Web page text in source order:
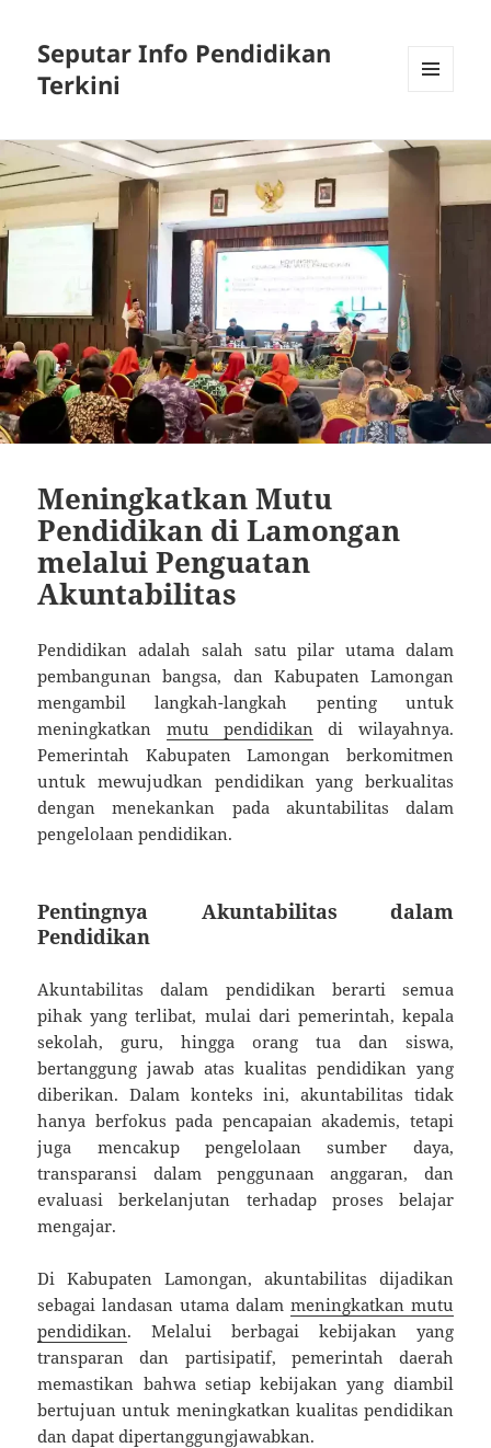
Seputar Info Pendidikan
Terkini
WIDGETS
Meningkatkan Mutu
Pendidikan di Lamongan
melalui Penguatan
Akuntabilitas
Pendidikan adalah salah satu pilar utama dalam
pembangunan bangsa, dan Kabupaten Lamongan
mengambil langkah-langkah penting untuk
meningkatkan mutu pendidikan
di wilayahnya.
Pemerintah Kabupaten Lamongan berkomitmen
untuk mewujudkan pendidikan yang berkualitas
dengan menekankan pada akuntabilitas dalam
pengelolaan pendidikan.
Pentingnya Akuntabilitas dalam
Pendidikan
Akuntabilitas dalam pendidikan berarti semua
pihak yang terlibat, mulai dari pemerintah, kepala
sekolah, guru, hingga orang tua dan siswa,
bertanggung jawab atas kualitas pendidikan yang
diberikan. Dalam konteks ini, akuntabilitas tidak
hanya berfokus pada pencapaian akademis, tetapi
juga mencakup pengelolaan sumber daya,
transparansi dalam penggunaan anggaran, dan
evaluasi berkelanjutan terhadap proses belajar
mengajar.
Di Kabupaten Lamongan, akuntabilitas dijadikan
sebagai landasan utama dalam meningkatkan mutu
pendidikan. Melalui berbagai kebijakan yang
transparan dan partisipatif, pemerintah daerah
memastikan bahwa setiap kebijakan yang diambil
bertujuan untuk meningkatkan kualitas pendidikan
dan dapat dipertanggungjawabkan.